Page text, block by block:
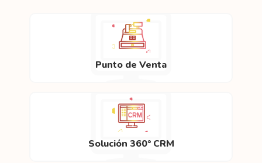
Punto de Venta
Solución 360° CRM